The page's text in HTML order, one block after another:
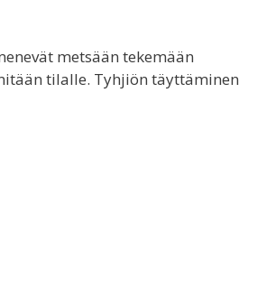
metsään tekemään
tilalle. Tyhjiön täyttäminen